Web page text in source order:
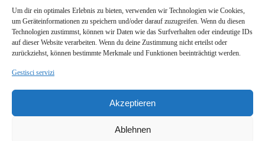
Um dir ein optimales Erlebnis zu bieten, verwenden wir Technologien wie Cookies,
um Geräteinformationen zu speichern und/oder darauf zuzugreifen. Wenn du diesen
Technologien zustimmst, können wir Daten wie das Surfverhalten oder eindeutige IDs
auf dieser Website verarbeiten. Wenn du deine Zustimmung nicht erteilst oder
zurückziehst, können bestimmte Merkmale und Funktionen beeinträchtigt werden.
Gestisci servizi
Akzeptieren
Ablehnen
Datenschutzerklärung| Design: